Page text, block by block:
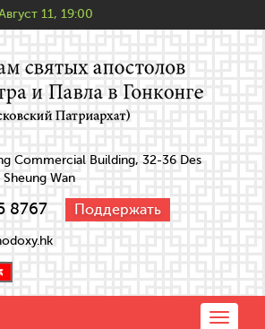
11, 19:00
Commercial Building, 32-36 Des
Sheung Wan
8767 Поддержать
Toggle